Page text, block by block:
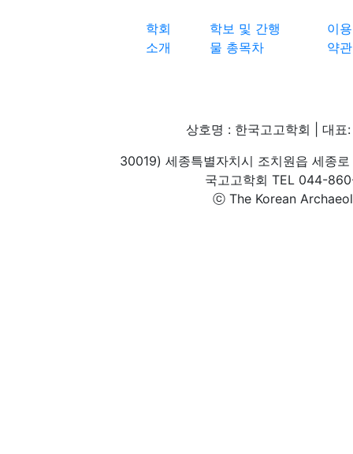
학회
소개
학보 및 간행
물 총목차
이용
약관
상호명 : 한국고고학회 | 대
30019) 세종특별자치시 조치원읍 세종
국고고학회 TEL 044-
ⓒ The Korean